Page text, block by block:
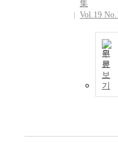
集
Vol.19
원
문
보
기